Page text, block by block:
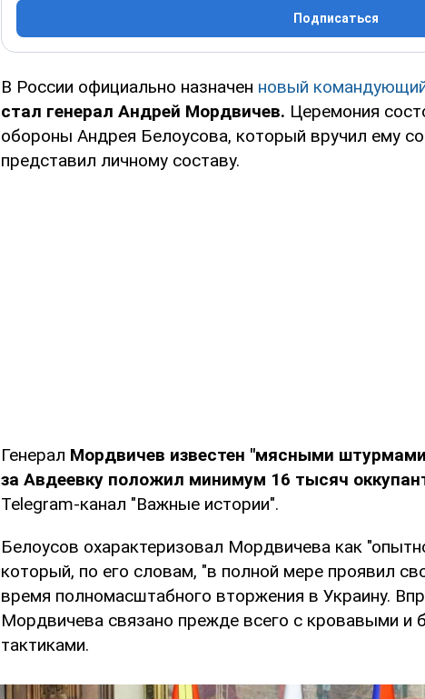
Подписаться
В России официально назначен новый
стал генерал Андрей Мордвичев. Церемония
обороны Андрея Белоусова, который вручил ему
представил личному составу.
Генерал Мордвичев известен "мясными
за Авдеевку положил минимум 16 тысяч
Telegram-канал "Важные истории".
Белоусов охарактеризовал Мордвичева как
который, по его словам, "в полной мере проявил
время полномасштабного вторжения в Украину.
Мордвичева связано прежде всего с кровавыми
тактиками.